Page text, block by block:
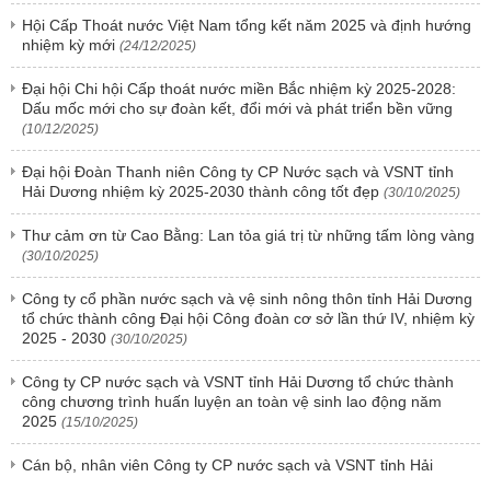
Hội Cấp Thoát nước Việt Nam tổng kết năm 2025 và định hướng
nhiệm kỳ mới (24/12/2025)
Đại hội Chi hội Cấp thoát nước miền Bắc nhiệm kỳ 2025-2028:
Dấu mốc mới cho sự đoàn kết, đổi mới và phát triển bền vững
(10/12/2025)
Đại hội Đoàn Thanh niên Công ty CP Nước sạch và VSNT tỉnh
Hải Dương nhiệm kỳ 2025-2030 thành công tốt đẹp (30/10/2025)
Thư cảm ơn từ Cao Bằng: Lan tỏa giá trị từ những tấm lòng vàng
(30/10/2025)
Công ty cổ phần nước sạch và vệ sinh nông thôn tỉnh Hải Dương
tổ chức thành công Đại hội Công đoàn cơ sở lần thứ IV, nhiệm kỳ
2025 - 2030 (30/10/2025)
Công ty CP nước sạch và VSNT tỉnh Hải Dương tổ chức thành
công chương trình huấn luyện an toàn vệ sinh lao động năm
2025 (15/10/2025)
Cán bộ, nhân viên Công ty CP nước sạch và VSNT tỉnh Hải